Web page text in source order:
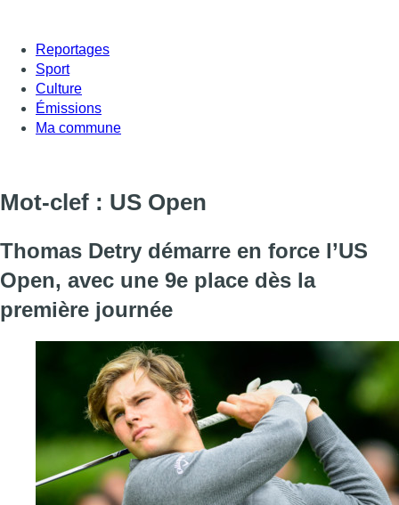
Reportages
Sport
Culture
Émissions
Ma commune
Mot-clef : US Open
Thomas Detry démarre en force l’US
Open, avec une 9e place dès la
première journée